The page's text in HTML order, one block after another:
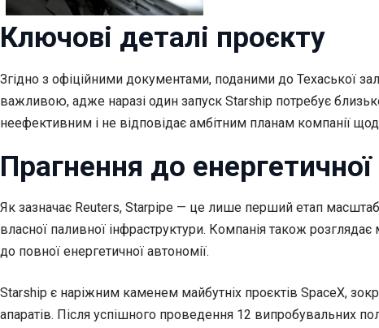
Ключові деталі проєкту
Згідно з офіційними документами, поданими до Техаської
важливою, адже наразі один запуск Starship потребує
неефективним і не відповідає амбітним планам компанії
Прагнення до
Як зазначає Reuters, Starpipe — це лише перший етап
власної паливної інфраструктури. Компанія також
до повної енергетичної автономії.
Starship є наріжним каменем майбутніх проєктів SpaceX,
апаратів. Після успішного проведення 12 випробувальних